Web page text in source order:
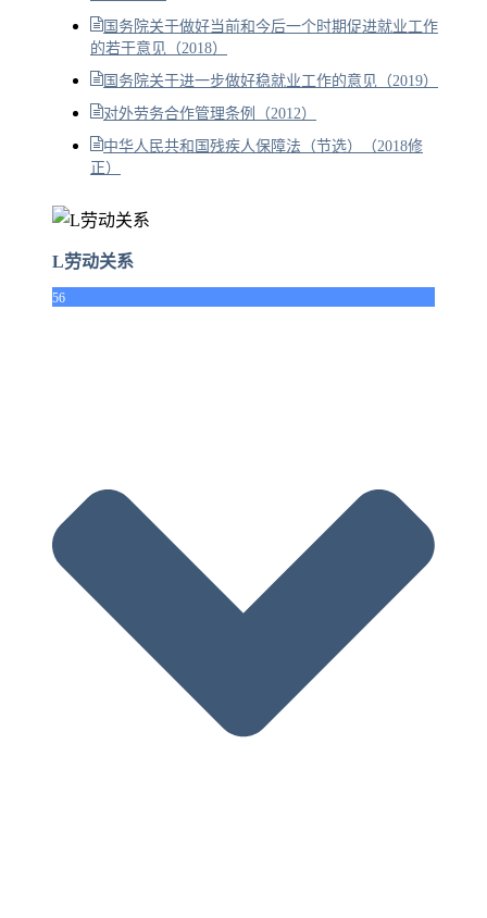
国务院关于做好当前和今后一个时期促进就业工作
的若干意见（2018）
国务院关于进一步做好稳就业工作的意见（2019）
对外劳务合作管理条例（2012）
中华人民共和国残疾人保障法（节选）（2018修
正）
L劳动关系
56